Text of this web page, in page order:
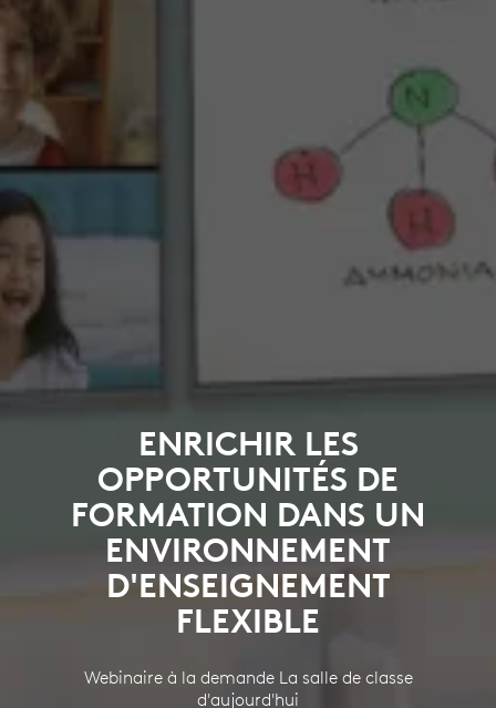
ENRICHIR LES
OPPORTUNITÉS DE
FORMATION DANS UN
ENVIRONNEMENT
D'ENSEIGNEMENT
FLEXIBLE
Webinaire à la demande La salle de classe
d'aujourd'hui